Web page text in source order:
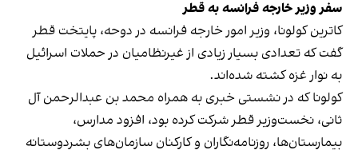
سفر وزیر خارجه فرانسه به قطر
کاترین کولونا، وزیر امور خارجه فرانسه در دوحه، پایتخت قطر
گفت که تعدادی بسیار زیادی از غیرنظامیان در حملات اسرائیل
به نوار غزه کشته شده‌اند.
کولونا که در نشستی خبری به همراه محمد بن عبدالرحمن آل
ثانی، نخست‌وزیر قطر شرکت کرده بود، افزود مدارس،
بیمارستان‌ها، روزنامه‌نگاران و کارکنان سازمان‌های بشردوستانه